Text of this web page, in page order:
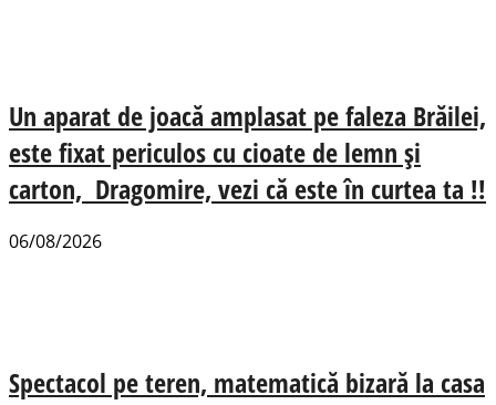
Un aparat de joacă amplasat pe faleza Brăilei,
este fixat periculos cu cioate de lemn și
carton, Dragomire, vezi că este în curtea ta !!
06/08/2026
Spectacol pe teren, matematică bizară la casa